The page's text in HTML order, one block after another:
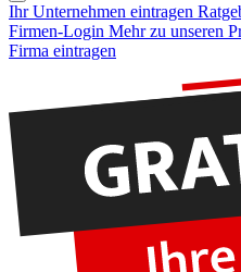
Ihr Unternehmen eintragen
Firmen-Login Mehr zu unseren
Firma eintragen